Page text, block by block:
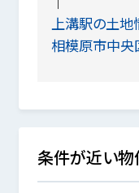
上溝駅の土地
相模原市中央
条件が近い物